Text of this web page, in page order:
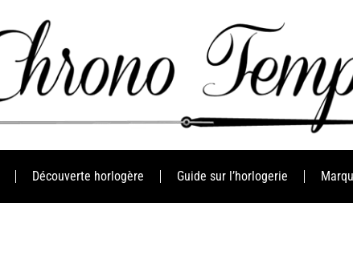
Découverte horlogère Guide sur l’horlogerie